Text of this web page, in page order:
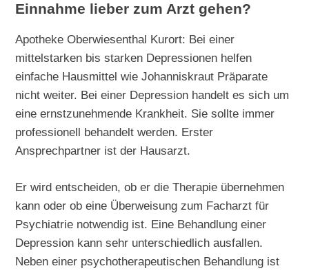
Einnahme lieber zum Arzt gehen?
Apotheke Oberwiesenthal Kurort: Bei einer
mittelstarken bis starken Depressionen helfen
einfache Hausmittel wie Johanniskraut Präparate
nicht weiter. Bei einer Depression handelt es sich um
eine ernstzunehmende Krankheit. Sie sollte immer
professionell behandelt werden. Erster
Ansprechpartner ist der Hausarzt.
Er wird entscheiden, ob er die Therapie übernehmen
kann oder ob eine Überweisung zum Facharzt für
Psychiatrie notwendig ist. Eine Behandlung einer
Depression kann sehr unterschiedlich ausfallen.
Neben einer psychotherapeutischen Behandlung ist